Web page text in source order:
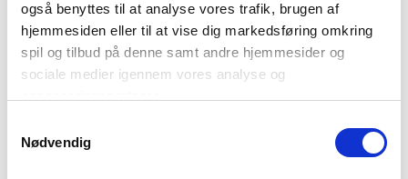
også benyttes til at analyse vores trafik, brugen af
hjemmesiden eller til at vise dig markedsføring omkring
spil og tilbud på denne samt andre hjemmesider og
sociale medier igennem vores analyse og
Du kan læse mere om vores brug af cookies under
"Detaljer" eller ved at klikke videre til vores Cookiepolitik,
Nødvendig